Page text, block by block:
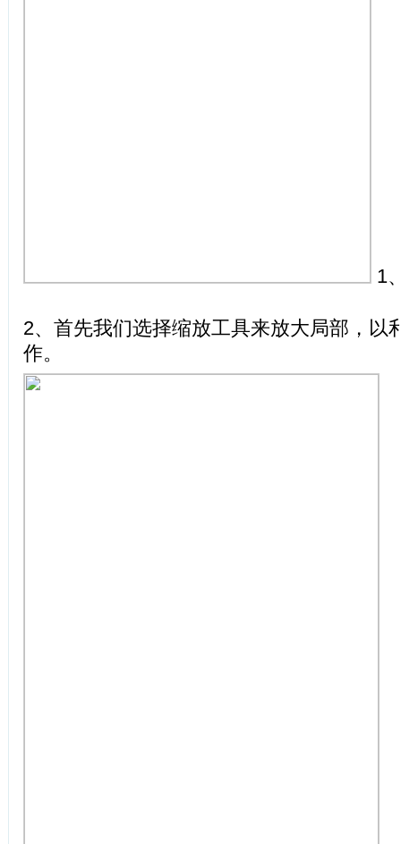
1
2、首先我们选择缩放工具来放大局部，以
作。